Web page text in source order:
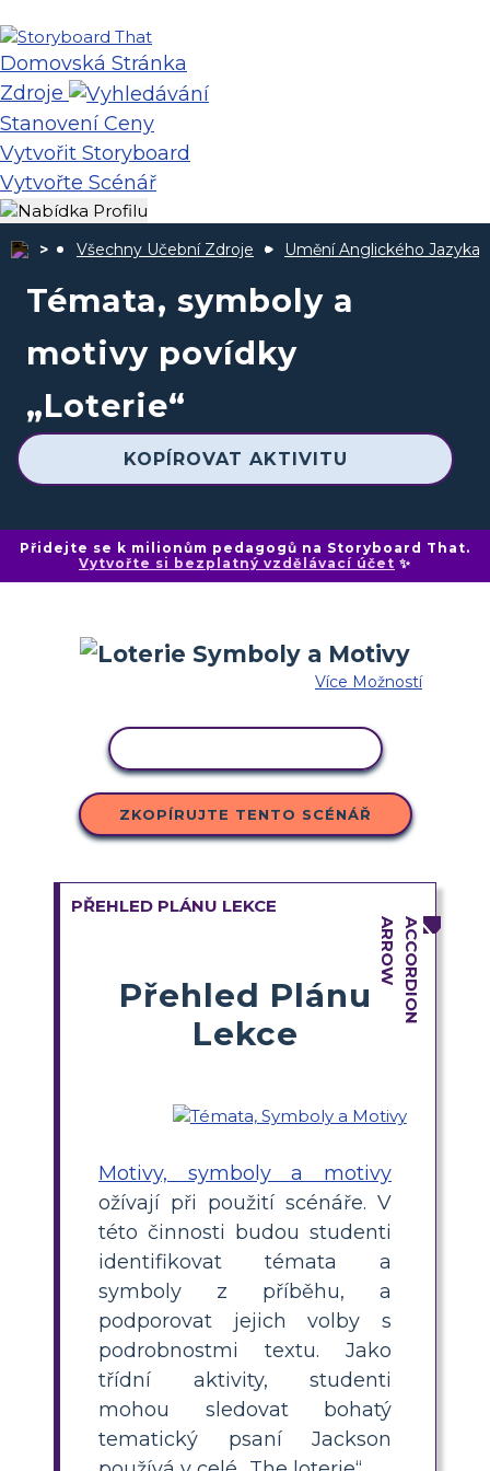
Domovská Stránka
Zdroje
Stanovení Ceny
Vytvořit Storyboard
Vytvořte Scénář
Všechny Učební Zdroje Umění Anglického Jazyka
Témata, symboly a
motivy povídky
„Loterie“
KOPÍROVAT AKTIVITU
Přidejte se k milionům pedagogů na Storyboard That.
Vytvořte si bezplatný vzdělávací účet ✨
Více Možností
ZKOPÍRUJTE TENTO SCÉNÁŘ
PŘEHLED PLÁNU LEKCE
Přehled Plánu
Lekce
Motivy, symboly a motivy
ožívají při použití scénáře. V
této činnosti budou studenti
identifikovat témata a
symboly z příběhu, a
podporovat jejich volby s
podrobnostmi textu. Jako
třídní aktivity, studenti
mohou sledovat bohatý
tematický psaní Jackson